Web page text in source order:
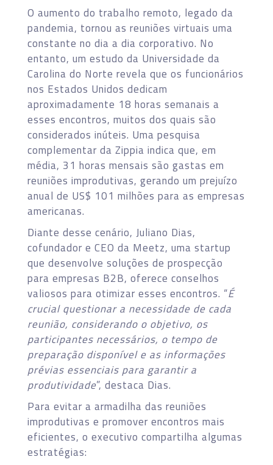
O aumento do trabalho remoto, legado da
pandemia, tornou as reuniões virtuais uma
constante no dia a dia corporativo. No
entanto, um estudo da Universidade da
Carolina do Norte revela que os funcionários
nos Estados Unidos dedicam
aproximadamente 18 horas semanais a
esses encontros, muitos dos quais são
considerados inúteis. Uma pesquisa
complementar da Zippia indica que, em
média, 31 horas mensais são gastas em
reuniões improdutivas, gerando um prejuízo
anual de US$ 101 milhões para as empresas
americanas.
Diante desse cenário, Juliano Dias,
cofundador e CEO da Meetz, uma startup
que desenvolve soluções de prospecção
para empresas B2B, oferece conselhos
valiosos para otimizar esses encontros. “É
crucial questionar a necessidade de cada
reunião, considerando o objetivo, os
participantes necessários, o tempo de
preparação disponível e as informações
prévias essenciais para garantir a
produtividade”, destaca Dias.
Para evitar a armadilha das reuniões
improdutivas e promover encontros mais
eficientes, o executivo compartilha algumas
estratégias: